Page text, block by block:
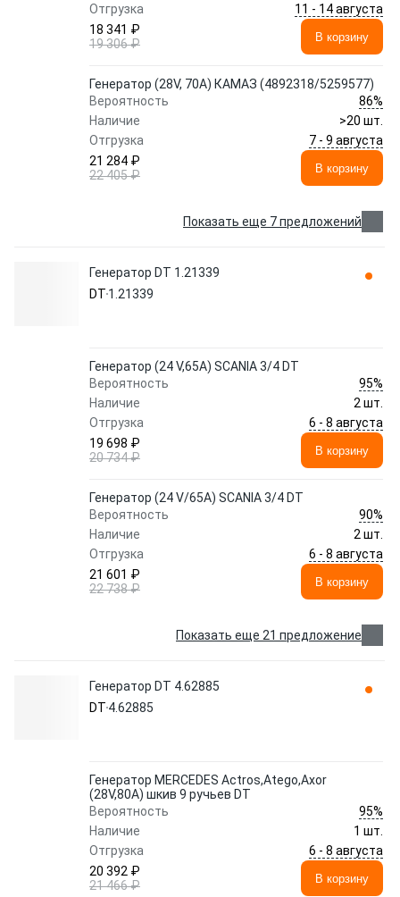
Отгрузка
11 - 14 августа
18 341 ₽
19 306 ₽
В корзину
Генератор (28V, 70A) КАМАЗ (4892318/5259577)
Вероятность
86%
Наличие
>20 шт.
Отгрузка
7 - 9 августа
21 284 ₽
22 405 ₽
В корзину
Показать еще 7 предложений
Генератор DT 1.21339
DT 1.21339
Генератор (24 V,65A) SCANIA 3/4 DT
Вероятность
95%
Наличие
2 шт.
Отгрузка
6 - 8 августа
19 698 ₽
20 734 ₽
В корзину
Генератор (24 V/65A) SCANIA 3/4 DT
Вероятность
90%
Наличие
2 шт.
Отгрузка
6 - 8 августа
21 601 ₽
22 738 ₽
В корзину
Показать еще 21 предложение
Генератор DT 4.62885
DT 4.62885
Генератор MERCEDES Actros,Atego,Axor
(28V,80A) шкив 9 ручьев DT
Вероятность
95%
Наличие
1 шт.
Отгрузка
6 - 8 августа
20 392 ₽
21 466 ₽
В корзину